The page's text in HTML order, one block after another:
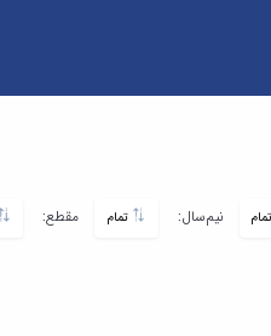
نیم‌سال: تمام مقطع: